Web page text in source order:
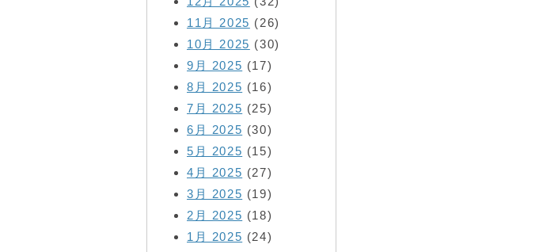
11月 2025 (26)
10月 2025 (30)
9月 2025 (17)
8月 2025 (16)
7月 2025 (25)
6月 2025 (30)
5月 2025 (15)
4月 2025 (27)
3月 2025 (19)
2月 2025 (18)
1月 2025 (24)